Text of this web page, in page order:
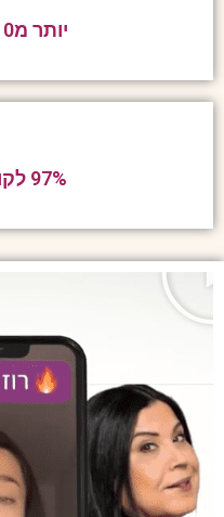
יותר מ10 שנות ניסיון
97% לקוחות מרוצים